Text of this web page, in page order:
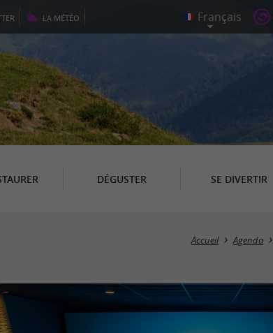
LA MÉTÉO
DÉGUSTER SE DIVERTIR
Accueil Agenda